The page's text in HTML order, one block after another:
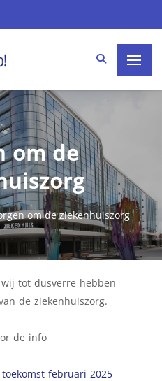
om de
om de ziekenhuiszorg
tot dusverre hebben
de ziekenhuiszorg.
de info
februari 2025